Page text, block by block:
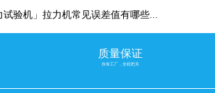
材拉力试验机拉伸试验标准试样要...
伸试验标准试样要求是什...
质量保证
自有工厂，全程把关